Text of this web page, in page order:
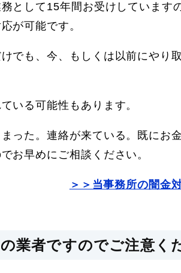
として15年間お受けしています
が可能です。
でも、今、もしくは以前にやり
いる可能性もあります。
った。連絡が来ている。既にお
お早めにご相談ください。
＞＞当事務所の闇金
業者ですのでご注意く